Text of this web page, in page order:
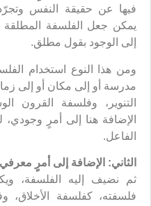
فيها عن حقيقة النفس
يمكن جعل الفلسفة
إلى الوجود بقول مطلق.
ومن هذا النوع استخدام
مدرسة أو إلى مكان أو إلى
التنوير، وفلسفة القرون
الإضافة هنا إلى أمرٍ
الفاعل.
الثاني: الإضافة إلى أمرٍ
ثم نضيف إليه الفلسفة،
فلسفته، كفلسفة الأخلاق،